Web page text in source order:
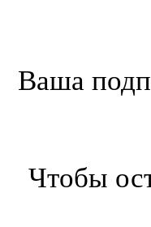
Ваша
Чтобы